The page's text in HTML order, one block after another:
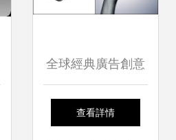
全球經典廣告創意
三例 從幽默到情感
查看詳情